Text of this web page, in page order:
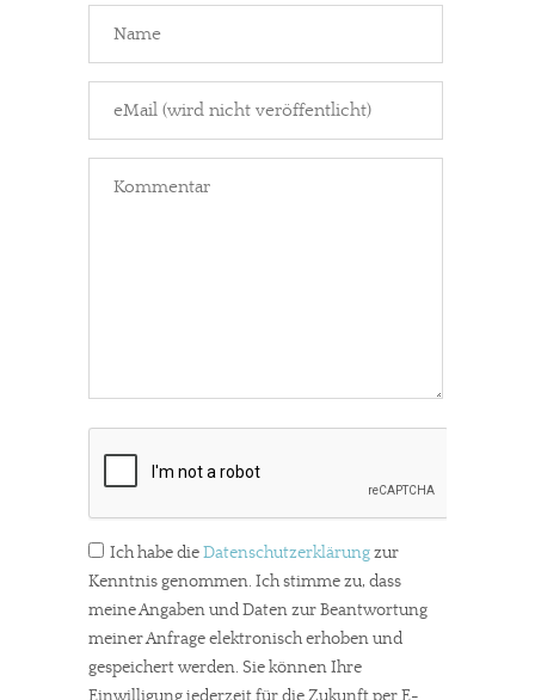
Ich habe dieDatenschutzerklärungzur
Kenntnis genommen. Ich stimme zu, dass
meine Angaben und Daten zur Beantwortung
meiner Anfrage elektronisch erhoben und
gespeichert werden. Sie können Ihre